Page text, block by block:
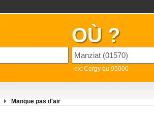
OÙ ?
ex: Cergy ou 95000
Manque pas d'air